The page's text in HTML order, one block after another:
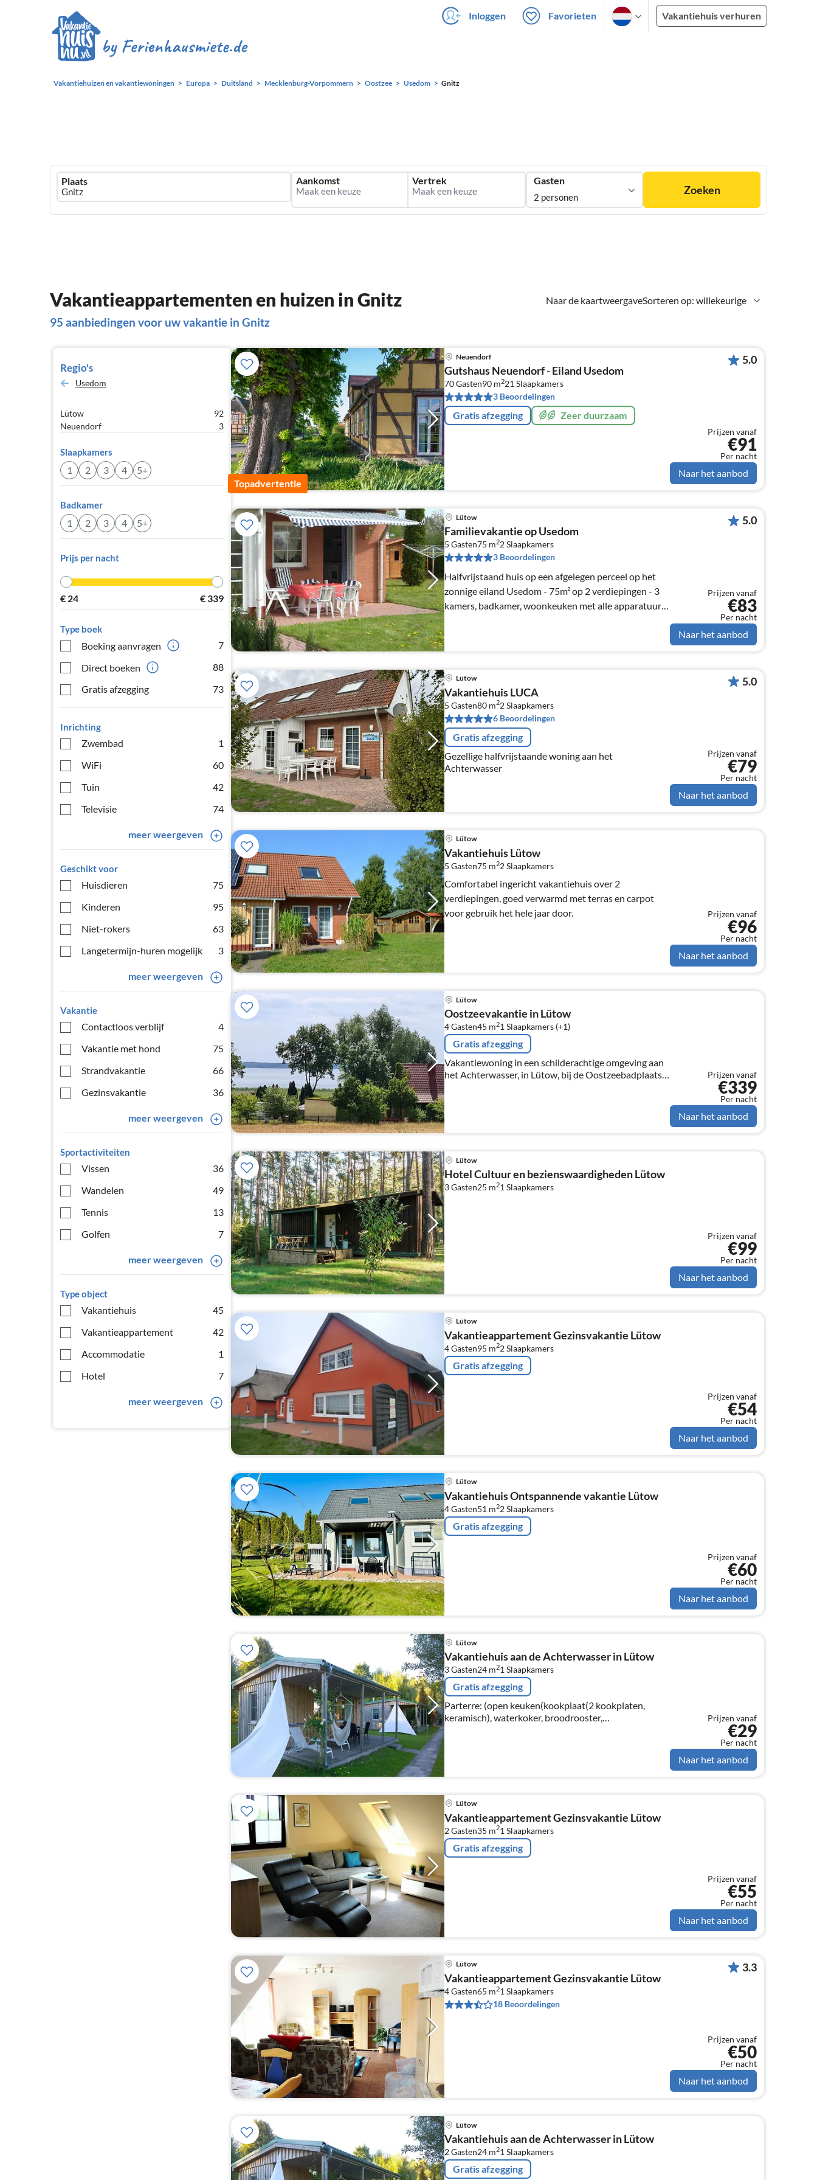
Inloggen Favorieten Vakantiehuis verhuren
Vakantiehuizen en vakantiewoningen Europa Duitsland Mecklenburg-Vorpommern Oostzee Usedom Gnitz
Ferienhausmiete
logo
Plaats Aankomst Vertrek Gasten
2 personen
Zoeken
Naar de kaartweergaveSorteren op: willekeurige
Vakantieappartementen en huizen in Gnitz
95 aanbiedingen voor uw vakantie in Gnitz
Regio's
Usedom
Lütow
92
Neuendorf
3
Slaapkamers
1 2 3 4 5+
Badkamer
1 2 3 4 5+
Prijs per nacht
€ 24 € 339
Type boek
Boeking aanvragen
7
Direct boeken
88
Gratis afzegging
73
Inrichting
Zwembad
1
WiFi
60
Tuin
42
Televisie
74
meer weergeven
Geschikt voor
Huisdieren
75
Kinderen
95
Niet-rokers
63
Langetermijn-huren mogelijk
3
meer weergeven
Vakantie
Contactloos verblijf
4
Vakantie met hond
75
Strandvakantie
66
Gezinsvakantie
36
meer weergeven
Sportactiviteiten
Vissen
36
Wandelen
49
Tennis
13
Golfen
7
meer weergeven
Type object
Vakantiehuis
45
Vakantieappartement
42
Accommodatie
1
Hotel
7
meer weergeven
Topadvertentie
Neuendorf
Gutshaus Neuendorf - Eiland Usedom
70 Gasten90 m221 Slaapkamers
3 Beoordelingen
Gratis afzegging Zeer duurzaam
5.0
Prijzen vanaf
€91
Per nacht
Naar het aanbod
Lütow
Familievakantie op Usedom
5 Gasten75 m22Slaapkamers
3 Beoordelingen
Halfvrijstaand huis op een afgelegen perceel op het
zonnige eiland Usedom - 75m² op 2 verdiepingen - 3
kamers, badkamer, woonkeuken met alle apparatuur
en zonnig terras
5.0
Prijzen vanaf
€83
Per nacht
Naar het aanbod
Lütow
Vakantiehuis LUCA
5 Gasten80 m22Slaapkamers
6 Beoordelingen
Gratis afzegging
Gezellige halfvrijstaande woning aan het
Achterwasser
5.0
Prijzen vanaf
€79
Per nacht
Naar het aanbod
Lütow
Vakantiehuis Lütow
5 Gasten75 m22Slaapkamers
Comfortabel ingericht vakantiehuis over 2
verdiepingen, goed verwarmd met terras en carpot
voor gebruik het hele jaar door.
Prijzen vanaf
€96
Per nacht
Naar het aanbod
Lütow
Oostzeevakantie in Lütow
4 Gasten45 m21 Slaapkamers (+1)
Gratis afzegging
Vakantiewoning in een schilderachtige omgeving aan
het Achterwasser, in Lütow, bij de Oostzeebadplaats
Zinnowitz op het mooie eiland Usedom. De
vakantiewoning kan het hele jaar door gehuurd
worden.
Prijzen vanaf
€339
Per nacht
Naar het aanbod
Lütow
Hotel Cultuur en bezienswaardigheden Lütow
3 Gasten25 m21Slaapkamers
Prijzen vanaf
€99
Per nacht
Naar het aanbod
Lütow
Vakantieappartement Gezinsvakantie Lütow
4 Gasten95 m22Slaapkamers
Gratis afzegging
Prijzen vanaf
€54
Per nacht
Naar het aanbod
Lütow
Vakantiehuis Ontspannende vakantie Lütow
4 Gasten51 m22Slaapkamers
Gratis afzegging
Prijzen vanaf
€60
Per nacht
Naar het aanbod
Lütow
Vakantiehuis aan de Achterwasser in Lütow
3 Gasten24 m21 Slaapkamers
Gratis afzegging
Parterre: (open keuken(kookplaat(2 kookplaten,
keramisch), waterkoker, broodrooster,
koffiezetapparaat, koelkast(+ vriesvak)),
woon/eetkamer(2-pers. slaapbank, TV(satelliet)
Prijzen vanaf
€29
Per nacht
Naar het aanbod
Lütow
Vakantieappartement Gezinsvakantie Lütow
2 Gasten35 m21 Slaapkamers
Gratis afzegging
Prijzen vanaf
€55
Per nacht
Naar het aanbod
Lütow
Vakantieappartement Gezinsvakantie Lütow
4 Gasten65 m21 Slaapkamers
18 Beoordelingen
3.3
Prijzen vanaf
€50
Per nacht
Naar het aanbod
Lütow
Vakantiehuis aan de Achterwasser in Lütow
2 Gasten24 m21 Slaapkamers
Gratis afzegging